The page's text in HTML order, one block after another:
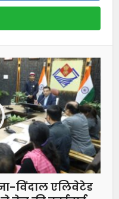
विंदाल एलिवेटेड